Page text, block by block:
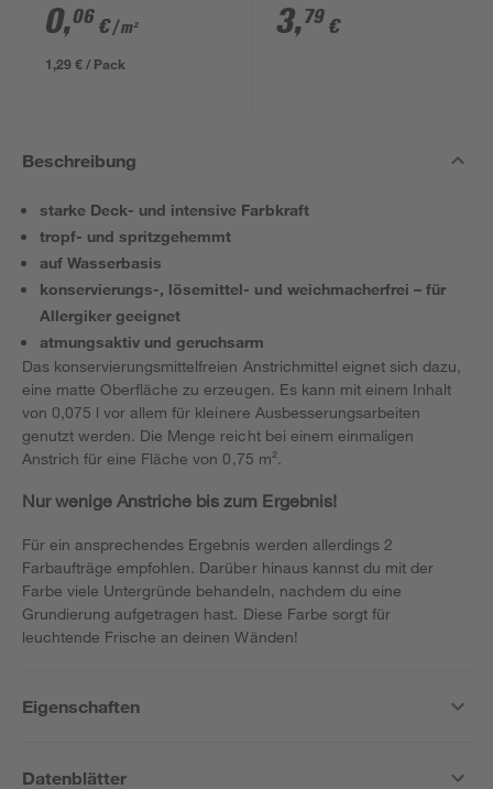
transparent 4 x 5 m
0,06 €/ m²
1,29 € / Pack
3,79 €
Beschreibung
starke Deck- und intensive Farbkraft
tropf- und spritzgehemmt
auf Wasserbasis
konservierungs-, lösemittel- und weichmacherfrei – für
Allergiker geeignet
atmungsaktiv und geruchsarm
Das konservierungsmittelfreien Anstrichmittel eignet sich dazu,
eine matte Oberfläche zu erzeugen. Es kann mit einem Inhalt
von 0,075 l vor allem für kleinere Ausbesserungsarbeiten
genutzt werden. Die Menge reicht bei einem einmaligen
Anstrich für eine Fläche von 0,75 m².
Nur wenige Anstriche bis zum Ergebnis!
Für ein ansprechendes Ergebnis werden allerdings 2
Farbaufträge empfohlen. Darüber hinaus kannst du mit der
Farbe viele Untergründe behandeln, nachdem du eine
Grundierung aufgetragen hast. Diese Farbe sorgt für
leuchtende Frische an deinen Wänden!
Eigenschaften
Datenblätter